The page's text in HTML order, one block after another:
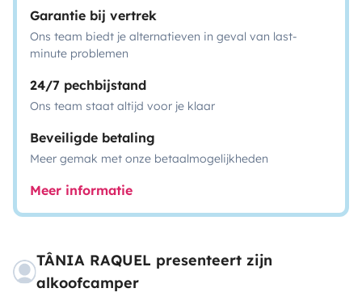
Garantie bij vertrek
Ons team biedt je alternatieven in geval van last-
minute problemen
24/7 pechbijstand
Ons team staat altijd voor je klaar
Beveiligde betaling
Meer gemak met onze betaalmogelijkheden
Meer informatie
TÂNIA RAQUEL presenteert zijn
alkoofcamper